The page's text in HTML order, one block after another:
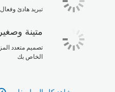
تبريد هادئ
متينة
تصميم متعدد
الخاص بك